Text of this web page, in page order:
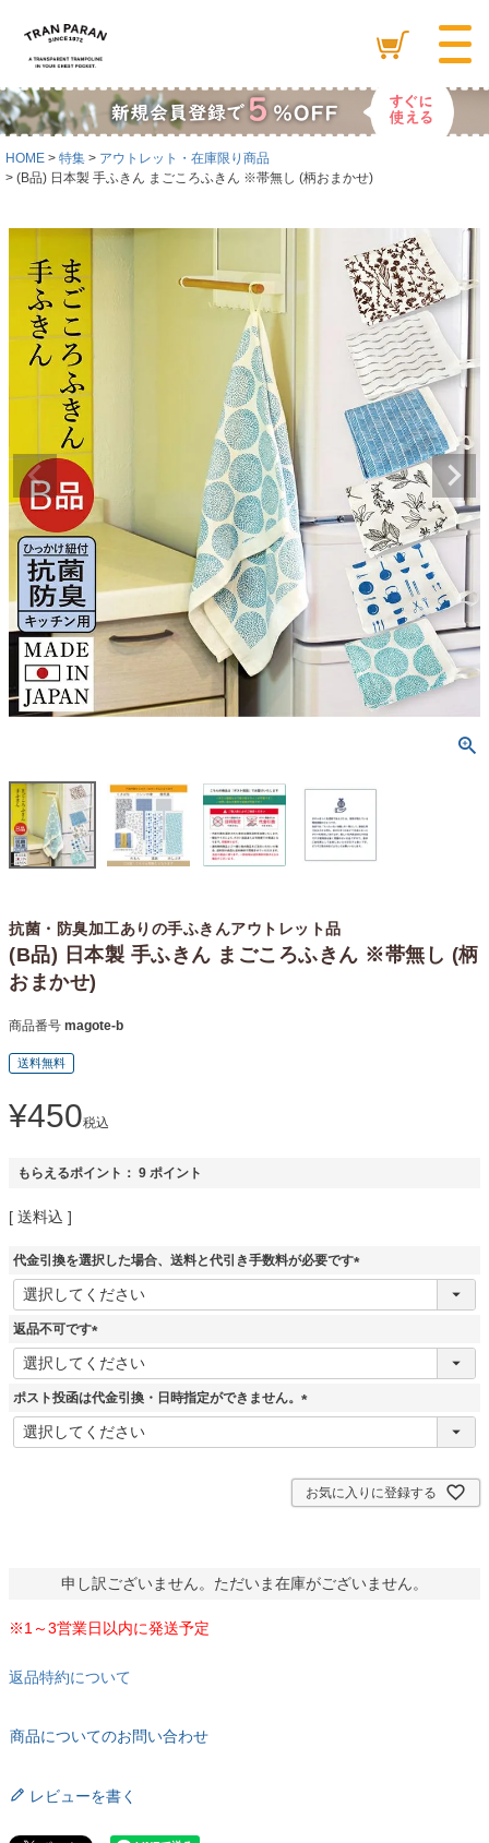
HOME 特集
アウトレット・在庫限り商品
(B品) 日本製 手ふきん まごころふきん ※帯無し (柄おまかせ)
抗菌・防臭加工ありの手ふきんアウトレット品
(B品) 日本製 手ふきん まごころふきん ※帯無し (柄
おまかせ)
商品番号 magote-b
送料無料
¥450税込
もらえるポイント： 9 ポイント
送料込
代金引換を選択した場合、送料と代引き手数料が必要です
(
返品不可です
(
必
須
ポスト投函は代金引換・日時指定ができません。
(
)
お気に入りに登録する
申し訳ございません。ただいま在庫がございません。
※1～3営業日以内に発送予定
返品特約について
商品についてのお問い合わせ
レビューを書く